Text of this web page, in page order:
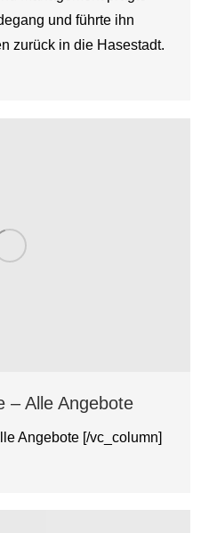
und führte ihn
zurück in die Hasestadt.
– Alle Angebote
Angebote [/vc_column]